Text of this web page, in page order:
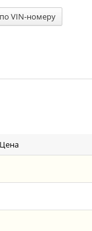
VIN-номеру
Цена